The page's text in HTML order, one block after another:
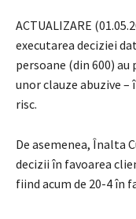
ACTUALIZARE
executarea deciziei
persoane (din 600)
unor clauze abuzive
risc.
De asemenea, Înalta
decizii în favoarea
fiind acum de 20-4 în